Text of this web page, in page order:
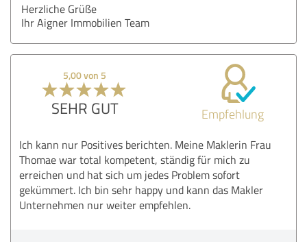
Herzliche Grüße
Ihr Aigner Immobilien Team
5,00 von 5
SEHR GUT Empfehlung
Ich kann nur Positives berichten. Meine Maklerin Frau
Thomae war total kompetent, ständig für mich zu
erreichen und hat sich um jedes Problem sofort
gekümmert. Ich bin sehr happy und kann das Makler
Unternehmen nur weiter empfehlen.